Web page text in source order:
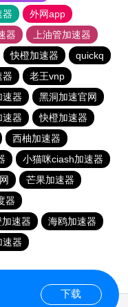
器
外网app
器
上油管加速器
快橙加速器
quickq
器
老王vnp
速器
黑洞加速官网
速器
快橙加速器
西柚加速器
小猫咪ciash加速器
芒果加速器
器
速器
海鸥加速器
速器
下载